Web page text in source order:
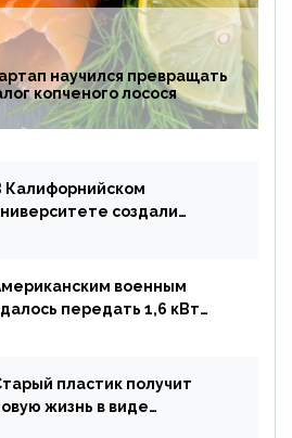
научился превращать
копченого лосося
Калифорнийском
создали
военным
передать 1,6 кВт
пластик получит
жизнь в виде